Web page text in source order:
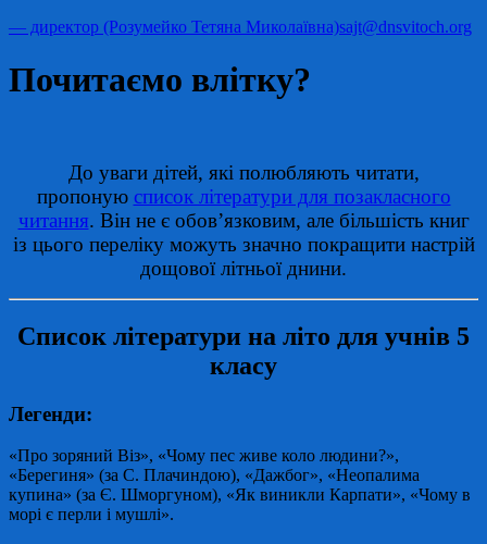
— директор (Розумейко Тетяна Миколаївна)sajt@dnsvitoch.org
Почитаємо влітку?
До уваги дітей, які полюбляють читати,
пропоную список літератури для позакласного
читання. Він не є обов’язковим, але більшість книг
із цього переліку можуть значно покращити настрій
дощової літньої днини.
Список літератури на літо для учнів 5
класу
Легенди:
«Про зоряний Віз», «Чому пес живе коло людини?»,
«Берегиня» (за С. Плачиндою), «Дажбог», «Неопалима
купина» (за Є. Шморгуном), «Як виникли Карпати», «Чому в
морі є перли і мушлі».